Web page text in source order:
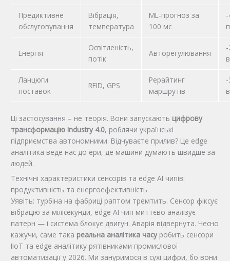
Предиктивне
обслуговування
Вібрація,
температура
ML-прогноз за
100 мс
Енергія
Освітленість,
потік
Авторегулювання
Ланцюги
поставок
RFID, GPS
Рерайтинг
маршрутів
Ці застосування – не теорія. Вони запускають цифрову
трансформацію Industry 4.0, роблячи українські
підприємства автономними. Відчуваєте прилив? Це edge
аналітика веде нас до ери, де машини думають швидше за
людей.
Технічні характеристики сенсорів та edge AI чипів:
продуктивність та енергоефективність
Уявіть: турбіна на фабриці раптом тремтить. Сенсор фіксує
вібрацію за мілісекунди, edge AI чип миттєво аналізує
патерн — і система блокує двигун. Аварія відвернута. Чесно
кажучи, саме така реальна аналітика часуробить сенсори
IIoT та edge аналітику рятівниками промислової
автоматизації у 2026. Ми зануримося в сухі цифри, бо вони